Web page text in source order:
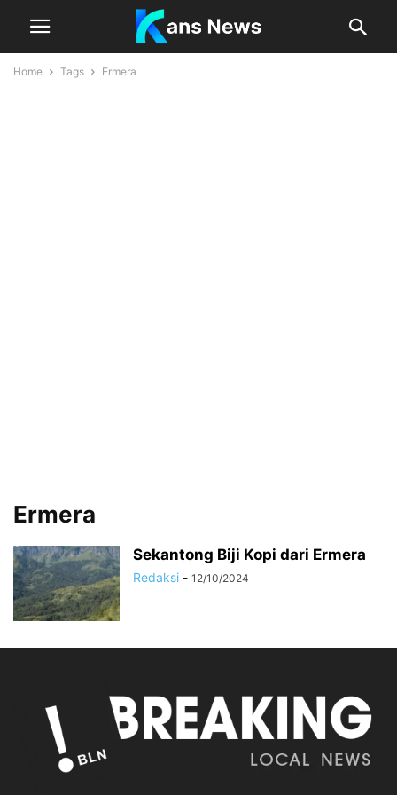
Home Tags Ermera
Ermera
Sekantong Biji Kopi dari Ermera
Redaksi - 12/10/2024